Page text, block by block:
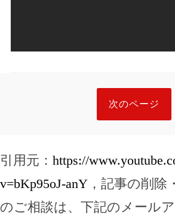
次のページ
引用元： https://
v=bKp95oJ-anY ，記事の削除
のご相談は、下記のメール